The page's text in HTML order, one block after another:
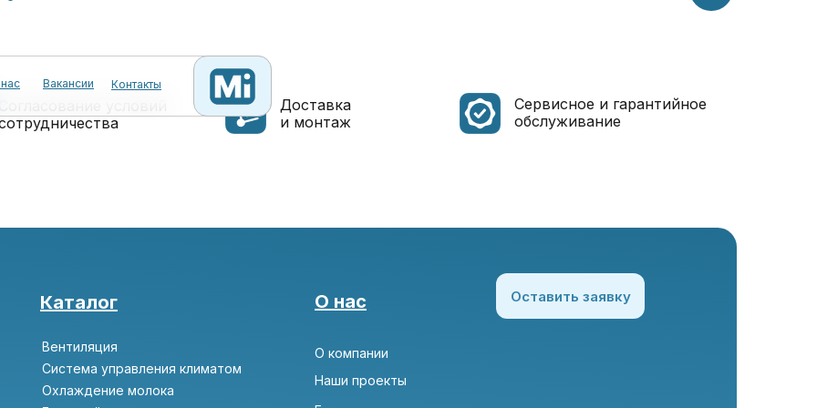
Вакансии Контакты
Сервисное и гарантийное
обслуживание
Доставка
и монтаж
О нас
Каталог
О компании
Наши проекты
Охлаждение молока
Система управления климатом
Вентиляция
Оставить заявку